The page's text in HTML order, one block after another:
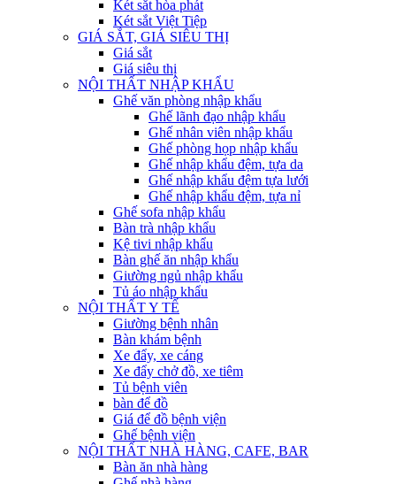
Két sắt hòa phát
Két sắt Việt Tiệp
GIÁ SẮT, GIÁ SIÊU THỊ
Giá sắt
Giá siêu thị
NỘI THẤT NHẬP KHẨU
Ghế văn phòng nhập khẩu
Ghế lãnh đạo nhập khẩu
Ghế nhân viên nhập khẩu
Ghế phòng họp nhập khẩu
Ghế nhập khẩu đệm, tựa da
Ghế nhập khẩu đệm tựa lưới
Ghế nhập khẩu đệm, tựa nỉ
Ghế sofa nhập khẩu
Bàn trà nhập khẩu
Kệ tivi nhập khẩu
Bàn ghế ăn nhập khẩu
Giường ngủ nhập khẩu
Tủ áo nhập khẩu
NỘI THẤT Y TẾ
Giường bệnh nhân
Bàn khám bệnh
Xe đẩy, xe cáng
Xe đẩy chở đồ, xe tiêm
Tủ bệnh viên
bàn để đồ
Giá để đồ bệnh viện
Ghế bệnh viện
NỘI THẤT NHÀ HÀNG, CAFE, BAR
Bàn ăn nhà hàng